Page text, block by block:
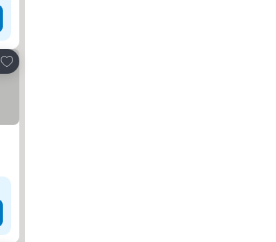
Lägg till i Mina Favoriter